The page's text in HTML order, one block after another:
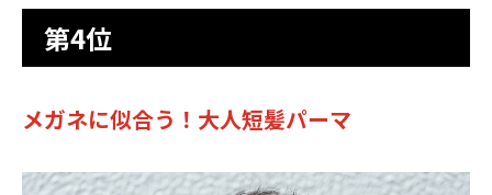
第4位
メガネに似合う！大人短髪パーマ